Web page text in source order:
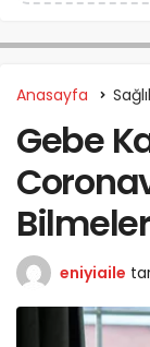
Anasayfa
Gebe
eniyiaile